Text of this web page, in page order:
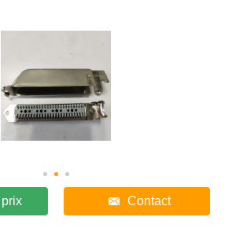
Contact